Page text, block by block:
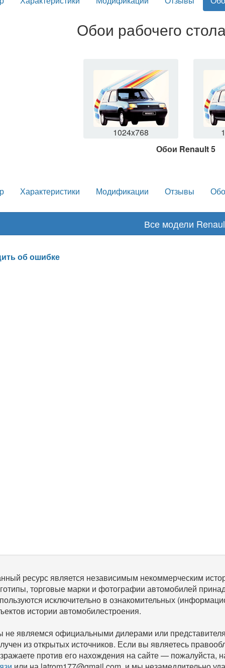
Обои рабочего
1024x768
Обои Renault 5
Характеристики Модификации Отзывы
Все модели
об ошибке
ресурс является независимым некоммерческим
торговые марки и фотографии автомобилей
исключительно в ознакомительных
истории автомобилестроения.
не являемся официальными дилерами или
из открытых источников. Если вы являетесь
против его нахождения на сайте — пожалуйста,